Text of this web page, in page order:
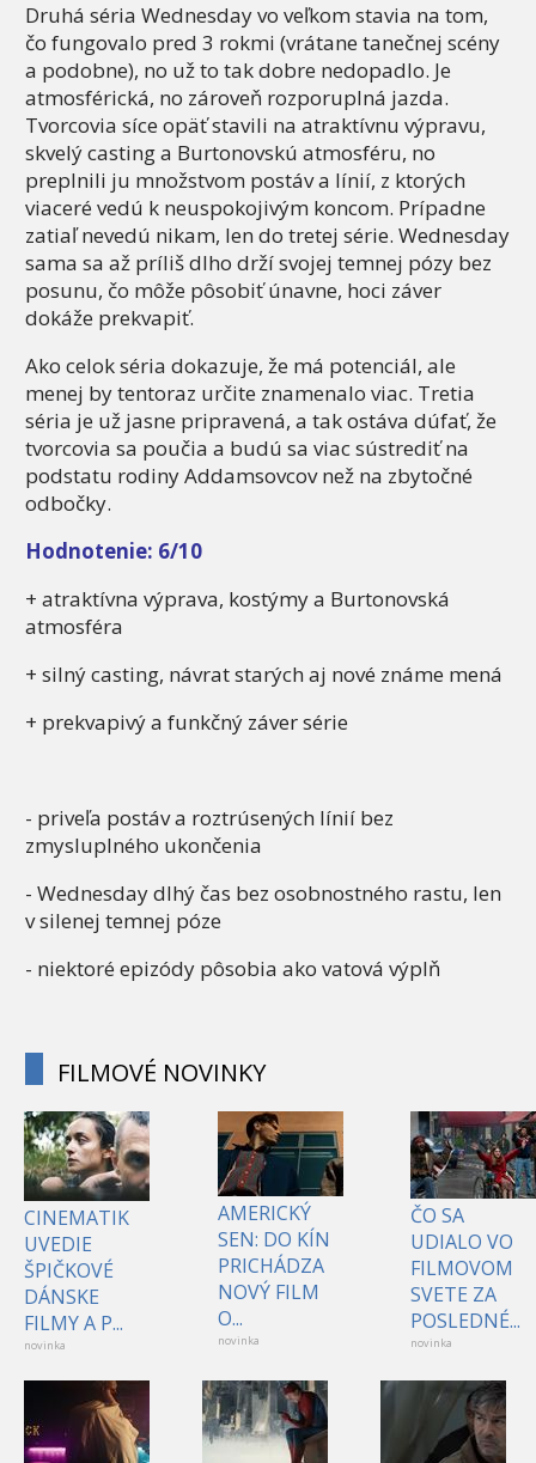
Druhá séria Wednesday vo veľkom stavia na tom,
čo fungovalo pred 3 rokmi (vrátane tanečnej scény
a podobne), no už to tak dobre nedopadlo. Je
atmosférická, no zároveň rozporuplná jazda.
Tvorcovia síce opäť stavili na atraktívnu výpravu,
skvelý casting a Burtonovskú atmosféru, no
preplnili ju množstvom postáv a línií, z ktorých
viaceré vedú k neuspokojivým koncom. Prípadne
zatiaľ nevedú nikam, len do tretej série. Wednesday
sama sa až príliš dlho drží svojej temnej pózy bez
posunu, čo môže pôsobiť únavne, hoci záver
dokáže prekvapiť.
Ako celok séria dokazuje, že má potenciál, ale
menej by tentoraz určite znamenalo viac. Tretia
séria je už jasne pripravená, a tak ostáva dúfať, že
tvorcovia sa poučia a budú sa viac sústrediť na
podstatu rodiny Addamsovcov než na zbytočné
odbočky.
Hodnotenie: 6/10
+ atraktívna výprava, kostýmy a Burtonovská
atmosféra
+ silný casting, návrat starých aj nové známe mená
+ prekvapivý a funkčný záver série
- priveľa postáv a roztrúsených línií bez
zmysluplného ukončenia
- Wednesday dlhý čas bez osobnostného rastu, len
v silenej temnej póze
- niektoré epizódy pôsobia ako vatová výplň
FILMOVÉ NOVINKY
CINEMATIK
UVEDIE
ŠPIČKOVÉ
DÁNSKE
FILMY A P...
novinka
AMERICKÝ
SEN: DO KÍN
PRICHÁDZA
NOVÝ FILM
O...
novinka
ČO SA
UDIALO VO
FILMOVOM
SVETE ZA
POSLEDNÉ...
novinka